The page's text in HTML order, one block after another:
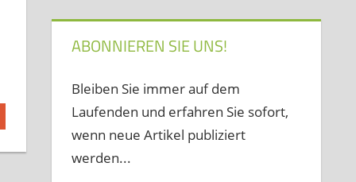
ABONNIEREN SIE UNS!
Bleiben Sie immer auf dem
Laufenden und erfahren Sie sofort,
wenn neue Artikel publiziert
werden...